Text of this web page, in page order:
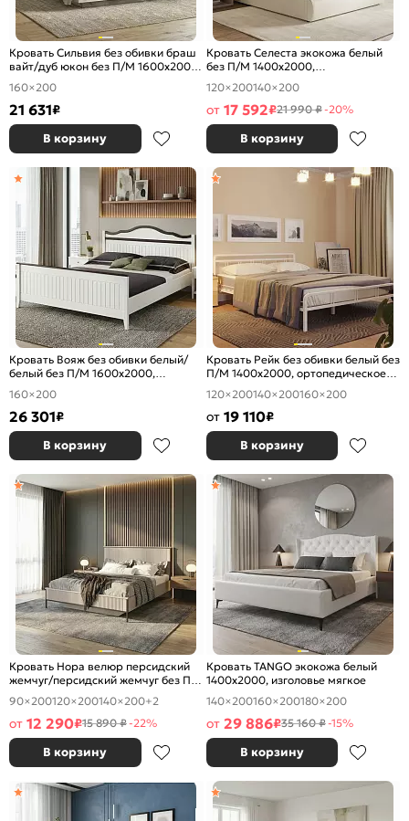
Кровать Сильвия без обивки браш
вайт/дуб юкон без П/М 1600x2000,
ортопедическое основание,
изголовье жесткое
160×200
21 631₽
В корзину
Кровать Селеста экокожа белый
без П/М 1400x2000,
ортопедическое основание,
изголовье мягкое
120×200140×200
от 17 592₽21 990 ₽-20%
В корзину
Кровать Вояж без обивки белый/
белый без П/М 1600x2000,
ортопедическое основание,
изголовье жесткое
160×200
26 301₽
В корзину
Кровать Рейк без обивки белый без
П/М 1400x2000, ортопедическое
основание, изголовье жесткое
120×200140×200160×200
от 19 110₽
В корзину
Кровать Нора велюр персидский
жемчуг/персидский жемчуг без П/
М 1400x2000, ортопедическое
основание, изголовье мягкое
90×200120×200140×200+2
от 12 290₽15 890 ₽-22%
В корзину
Кровать TANGO экокожа белый
1400x2000, изголовье мягкое
140×200160×200180×200
от 29 886₽35 160 ₽-15%
В корзину